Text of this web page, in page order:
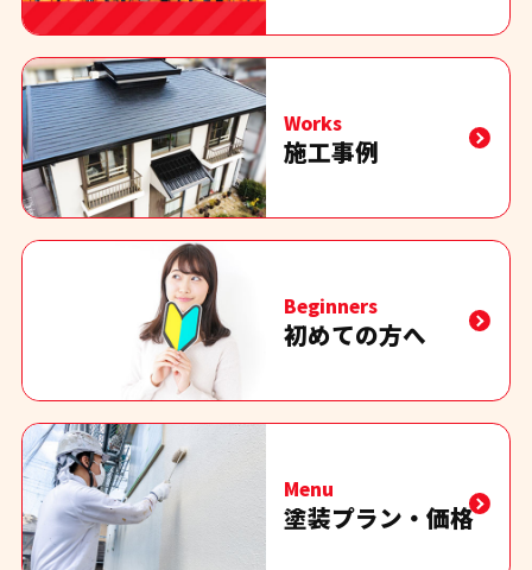
Works
施工事例
Beginners
初めての方へ
Menu
塗装プラン・価格